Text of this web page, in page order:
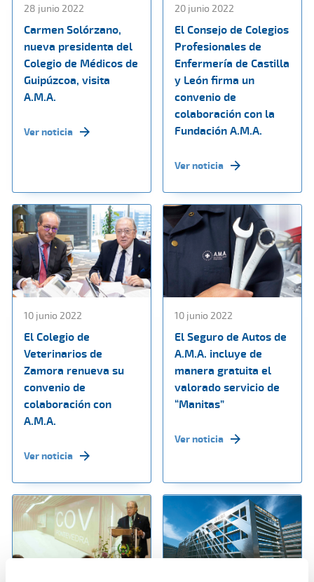
28 junio 2022
Carmen Solórzano,
nueva presidenta del
Colegio de Médicos de
Guipúzcoa, visita
A.M.A.
Ver noticia
20 junio 2022
El Consejo de Colegios
Profesionales de
Enfermería de Castilla
y León firma un
convenio de
colaboración con la
Fundación A.M.A.
Ver noticia
10 junio 2022
El Colegio de
Veterinarios de
Zamora renueva su
convenio de
colaboración con
A.M.A.
Ver noticia
10 junio 2022
El Seguro de Autos de
A.M.A. incluye de
manera gratuita el
valorado servicio de
“Manitas”
Ver noticia